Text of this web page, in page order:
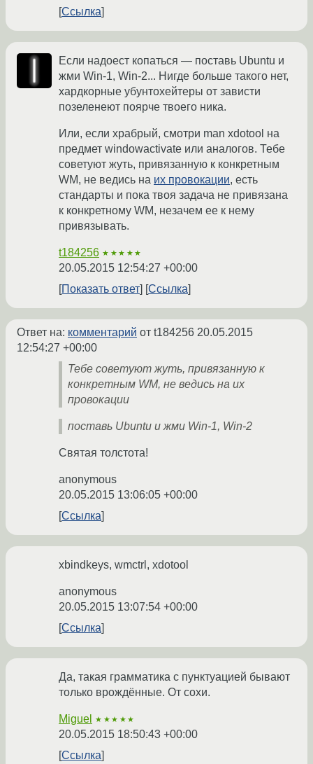
Ссылка
Если надоест копаться — поставь Ubuntu и
жми Win-1, Win-2... Нигде больше такого нет,
хардкорные убунтохейтеры от зависти
позеленеют поярче твоего ника.
Или, если храбрый, смотри man xdotool на
предмет windowactivate или аналогов. Тебе
советуют жуть, привязанную к конкретным
WM, не ведись на их провокации, есть
стандарты и пока твоя задача не привязана
к конкретному WM, незачем ее к нему
привязывать.
t184256 ★★★★★
20.05.2015 12:54:27 +00:00
Показать ответ
Ссылка
Ответ на: комментарий от t184256 20.05.2015
12:54:27 +00:00
Тебе советуют жуть, привязанную к
конкретным WM, не ведись на их
провокации
поставь Ubuntu и жми Win-1, Win-2
Святая толстота!
anonymous
20.05.2015 13:06:05 +00:00
Ссылка
xbindkeys, wmctrl, xdotool
anonymous
20.05.2015 13:07:54 +00:00
Ссылка
Да, такая грамматика с пунктуацией бывают
только врождённые. От сохи.
Miguel ★★★★★
20.05.2015 18:50:43 +00:00
Ссылка